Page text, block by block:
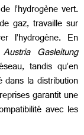
l’hydrogène vert.
gaz, travaille sur
l’hydrogène. En
Gasleitung
tandis qu’en
la distribution
garantit une
avec les